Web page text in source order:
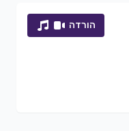
הורדה